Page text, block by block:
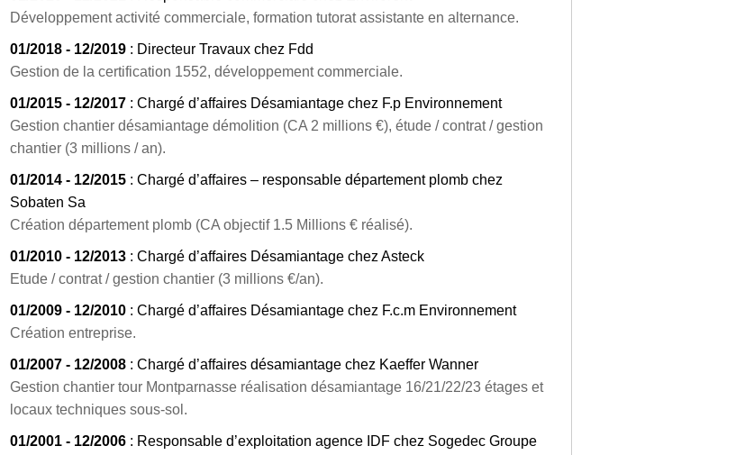
Développement activité commerciale, formation tutorat assistante en alternance.
01/2018 - 12/2019 : Directeur Travaux chez Fdd
Gestion de la certification 1552, développement commerciale.
01/2015 - 12/2017 : Chargé d’affaires Désamiantage chez F.p Environnement
Gestion chantier désamiantage démolition (CA 2 millions €), étude / contrat / gestion
chantier (3 millions / an).
01/2014 - 12/2015 : Chargé d’affaires – responsable département plomb chez
Sobaten Sa
Création département plomb (CA objectif 1.5 Millions € réalisé).
01/2010 - 12/2013 : Chargé d’affaires Désamiantage chez Asteck
Etude / contrat / gestion chantier (3 millions €/an).
01/2009 - 12/2010 : Chargé d’affaires Désamiantage chez F.c.m Environnement
Création entreprise.
01/2007 - 12/2008 : Chargé d’affaires désamiantage chez Kaeffer Wanner
Gestion chantier tour Montparnasse réalisation désamiantage 16/21/22/23 étages et
locaux techniques sous-sol.
01/2001 - 12/2006 : Responsable d’exploitation agence IDF chez Sogedec Groupe